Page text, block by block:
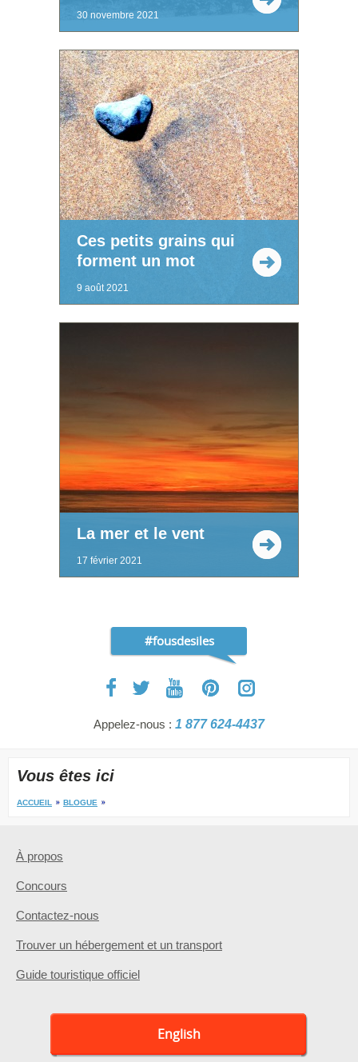
30 novembre 2021
Ces petits grains qui
forment un mot
9 août 2021
La mer et le vent
17 février 2021
#fousdesiles
Appelez-nous : 1 877 624-4437
Vous êtes ici
ACCUEIL BLOGUE
À propos
Concours
Contactez-nous
Trouver un hébergement et un transport
Guide touristique officiel
English